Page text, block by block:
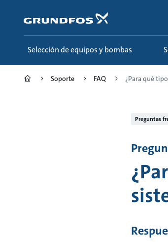
contenido
principal
Selección de equipos y bombas
Soporte FAQ ¿Para qué
Preguntas